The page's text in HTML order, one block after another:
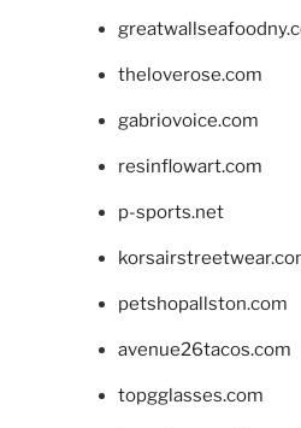
theloverose.com
gabriovoice.com
resinflowart.com
p-sports.net
petshopallston.com
avenue26tacos.com
topgglasses.com